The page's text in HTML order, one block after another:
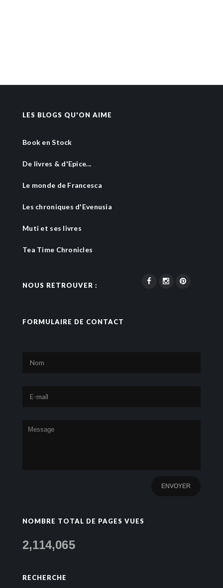
LES BLOGS QU'ON AIME
Book en Stock
De livres & d'Epice...
Le monde de Francesca
Les chroniques d'Evenusia
Muti et ses livres
Tea Time Chronicles
NOUS RETROUVER :
FORMULAIRE DE CONTACT
NOMBRE TOTAL DE PAGES VUES
2,114,065
RECHERCHE